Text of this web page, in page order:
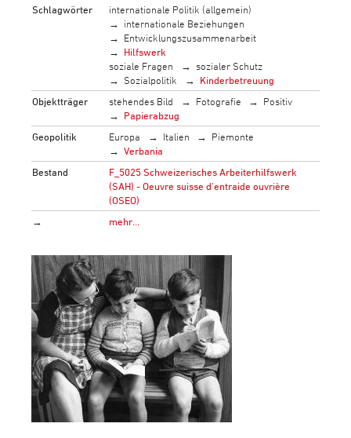
Schlagwörter
internationale Politik (allgemein)
internationale Beziehungen
Entwicklungszusammenarbeit
Hilfswerk
soziale Fragen
sozialer Schutz
Sozialpolitik
Kinderbetreuung
Objektträger
stehendes Bild Fotografie
Positiv
Papierabzug
Geopolitik
Europa Italien
Piemonte
Verbania
Bestand
F_5025 Schweizerisches Arbeiterhilfswerk
(SAH) - Oeuvre suisse d'entraide ouvrière
(OSEO)
→
mehr…